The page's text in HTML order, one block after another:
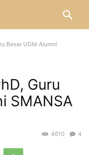
Besar UGM Alumni
Guru
SMANSA
4
4610